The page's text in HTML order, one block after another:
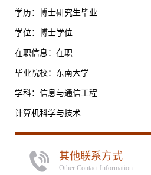
学历：博士研究生毕业
学位：博士学位
在职信息：在职
毕业院校：东南大学
学科：信息与通信工程
计算机科学与技术
其他联系方式
Other Contact Information